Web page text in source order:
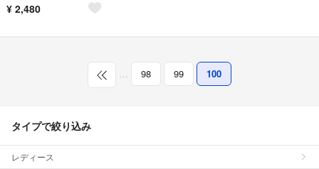
¥ 2,480
… 98 99 100
タイプで絞り込み
レディース